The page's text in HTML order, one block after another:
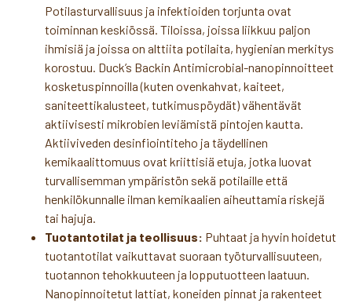
Potilasturvallisuus ja infektioiden torjunta ovat
toiminnan keskiössä. Tiloissa, joissa liikkuu paljon
ihmisiä ja joissa on alttiita potilaita, hygienian merkitys
korostuu. Duck’s Backin Antimicrobial-nanopinnoitteet
kosketuspinnoilla (kuten ovenkahvat, kaiteet,
saniteettikalusteet, tutkimuspöydät) vähentävät
aktiivisesti mikrobien leviämistä pintojen kautta.
Aktiiviveden desinfiointiteho ja täydellinen
kemikaalittomuus ovat kriittisiä etuja, jotka luovat
turvallisemman ympäristön sekä potilaille että
henkilökunnalle ilman kemikaalien aiheuttamia riskejä
tai hajuja.
Tuotantotilat ja teollisuus: Puhtaat ja hyvin hoidetut
tuotantotilat vaikuttavat suoraan työturvallisuuteen,
tuotannon tehokkuuteen ja lopputuotteen laatuun.
Nanopinnoitetut lattiat, koneiden pinnat ja rakenteet